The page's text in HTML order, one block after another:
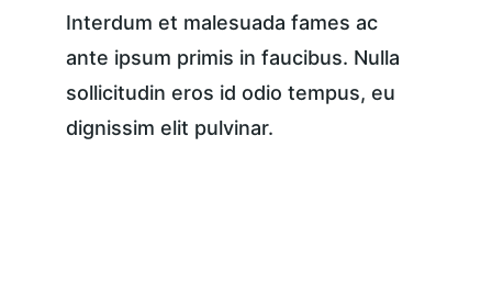
Interdum et malesuada fames ac
ante ipsum primis in faucibus. Nulla
sollicitudin eros id odio tempus, eu
dignissim elit pulvinar.